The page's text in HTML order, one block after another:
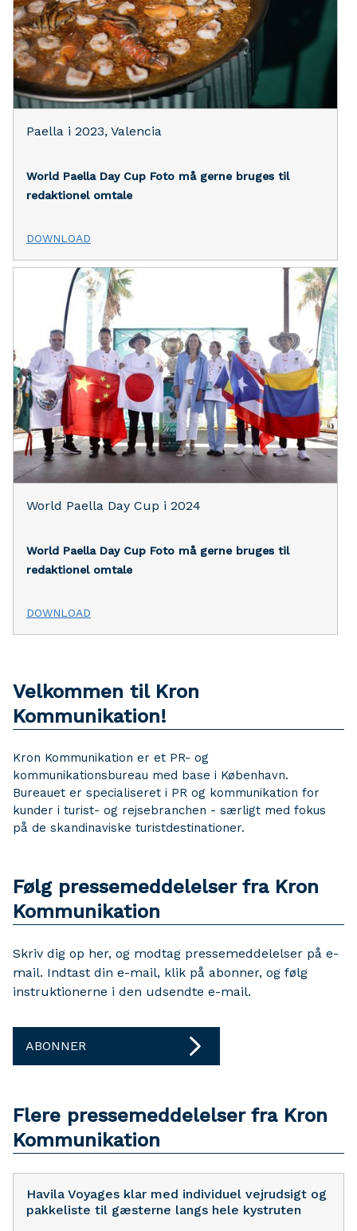
Paella i 2023, Valencia
World Paella Day Cup Foto må gerne bruges til
redaktionel omtale
DOWNLOAD
World Paella Day Cup i 2024
World Paella Day Cup Foto må gerne bruges til
redaktionel omtale
DOWNLOAD
Velkommen til Kron
Kommunikation!
Kron Kommunikation er et PR- og
kommunikationsbureau med base i København.
Bureauet er specialiseret i PR og kommunikation for
kunder i turist- og rejsebranchen - særligt med fokus
på de skandinaviske turistdestinationer.
Følg pressemeddelelser fra Kron
Kommunikation
Skriv dig op her, og modtag pressemeddelelser på e-
mail. Indtast din e-mail, klik på abonner, og følg
instruktionerne i den udsendte e-mail.
ABONNER
Flere pressemeddelelser fra Kron
Kommunikation
Havila Voyages klar med individuel vejrudsigt og
pakkeliste til gæsterne langs hele kystruten